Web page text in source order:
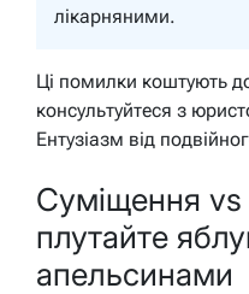
лікарняними.
Ці помилки коштують
консультуйтеся з
Ентузіазм від
Суміщення vs
плутайте
апельсинами